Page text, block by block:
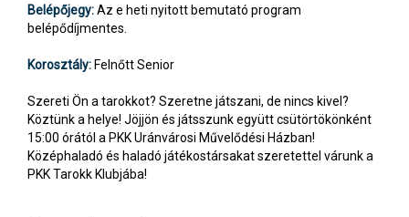
Belépőjegy:Az e heti nyitott bemutató program
belépődíjmentes.
Korosztály: Felnőtt Senior
Szereti Ön a tarokkot? Szeretne játszani, de nincs kivel?
Köztünk a helye! Jöjjön és játsszunk együtt csütörtökönként
15:00 órától a PKK Uránvárosi Művelődési Házban!
Középhaladó és haladó játékostársakat szeretettel várunk a
PKK Tarokk Klubjába!